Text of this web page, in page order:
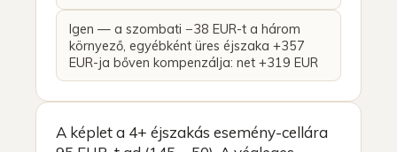
Igen — a szombati −38 EUR-t a három
környező, egyébként üres éjszaka +357
EUR-ja bőven kompenzálja: net +319 EUR
A képlet a 4+ éjszakás esemény-cellára